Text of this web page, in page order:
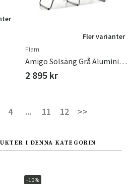
Fler varianter
Fiam
Amigo Solsäng Grå Aluminium/textilene
2 895 kr
4 ... 11 12 >>
I DENNA KATEGORIN
-10%